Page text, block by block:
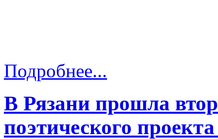
Подробнее...
В Рязани прошла
поэтического